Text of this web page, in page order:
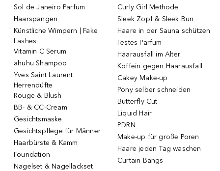
Sol de Janeiro Parfum
Haarspangen
Künstliche Wimpern | Fake
Lashes
Vitamin C Serum
ahuhu Shampoo
Yves Saint Laurent
Herrendüfte
Rouge & Blush
BB- & CC-Cream
Gesichtsmaske
Gesichtspflege für Männer
Haarbürste & Kamm
Foundation
Nagelset & Nagellackset
Curly Girl Methode
Sleek Zopf & Sleek Bun
Haare in der Sauna schützen
Festes Parfum
Haarausfall im Alter
Koffein gegen Haarausfall
Cakey Make-up
Pony selber schneiden
Butterfly Cut
Liquid Hair
PDRN
Make-up für große Poren
Haare jeden Tag waschen
Curtain Bangs